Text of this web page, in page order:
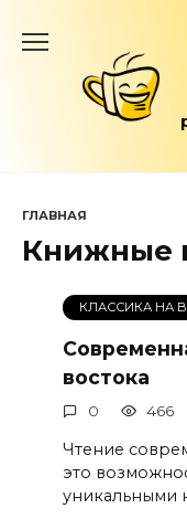
содержанию
ГЛАВНАЯ
Книжные
КЛАССИКА НА
востока
0 466
Чтение
это
уникальными